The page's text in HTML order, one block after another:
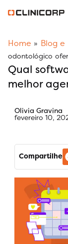
Home » Blog e
odontológico
Qual
melhor
Olivia Gravina
fevereiro 10,
Compartilhe